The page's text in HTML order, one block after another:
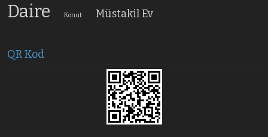
Daire Konut Müstakil Ev
QR Kod